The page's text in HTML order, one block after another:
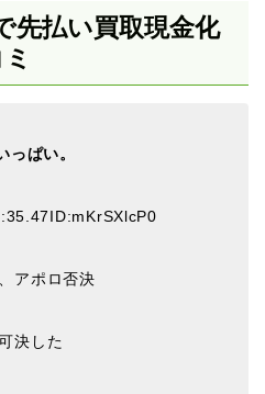
先払い買取現金化
っぱい。
アポロ否決
決した